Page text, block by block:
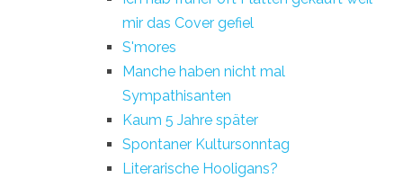
mir das Cover gefiel
S'mores
Manche haben nicht mal
Sympathisanten
Kaum 5 Jahre später
Spontaner Kultursonntag
Literarische Hooligans?